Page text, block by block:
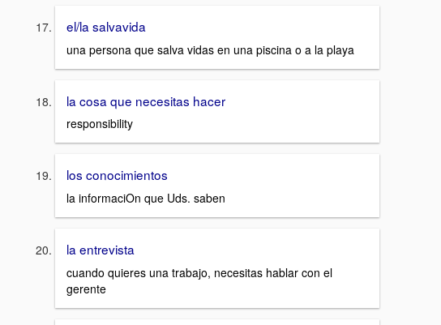
el/la salvavida
una persona que salva vidas en una piscina o a la playa
la cosa que necesitas hacer
responsibility
los conocimientos
la informaciOn que Uds. saben
la entrevista
cuando quieres una trabajo, necesitas hablar con el
gerente